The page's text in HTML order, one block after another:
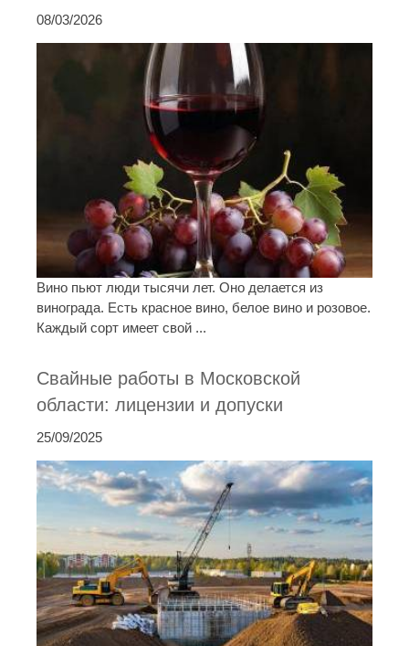
08/03/2026
Вино пьют люди тысячи лет. Оно делается из
винограда. Есть красное вино, белое вино и розовое.
Каждый сорт имеет свой ...
Свайные работы в Московской
области: лицензии и допуски
25/09/2025